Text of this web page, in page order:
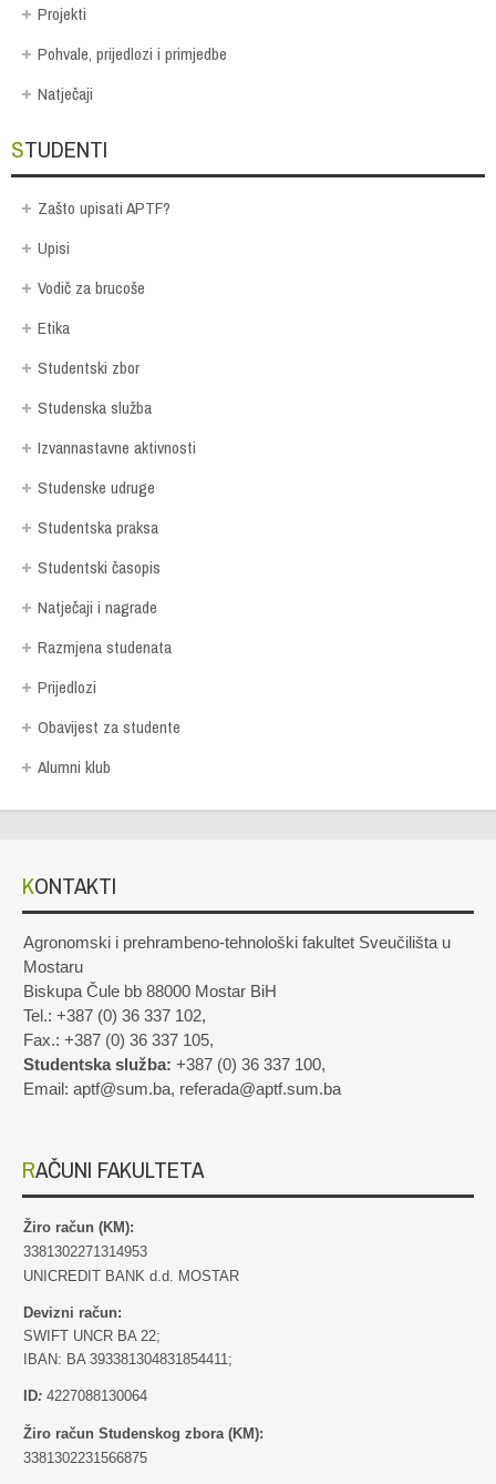
Projekti
Pohvale, prijedlozi i primjedbe
Natječaji
STUDENTI
Zašto upisati APTF?
Upisi
Vodič za brucoše
Etika
Studentski zbor
Studenska služba
Izvannastavne aktivnosti
Studenske udruge
Studentska praksa
Studentski časopis
Natječaji i nagrade
Razmjena studenata
Prijedlozi
Obavijest za studente
Alumni klub
KONTAKTI
Agronomski i prehrambeno-tehnološki fakultet Sveučilišta u
Mostaru
Biskupa Čule bb 88000 Mostar BiH
Tel.: +387 (0) 36 337 102,
Fax.: +387 (0) 36 337 105,
Studentska služba: +387 (0) 36 337 100,
Email: aptf@sum.ba, referada@aptf.sum.ba
RAČUNI FAKULTETA
Žiro račun (KM):
3381302271314953
UNICREDIT BANK d.d. MOSTAR
Devizni račun:
SWIFT UNCR BA 22;
IBAN: BA 393381304831854411;
ID: 4227088130064
Žiro račun Studenskog zbora (KM):
3381302231566875